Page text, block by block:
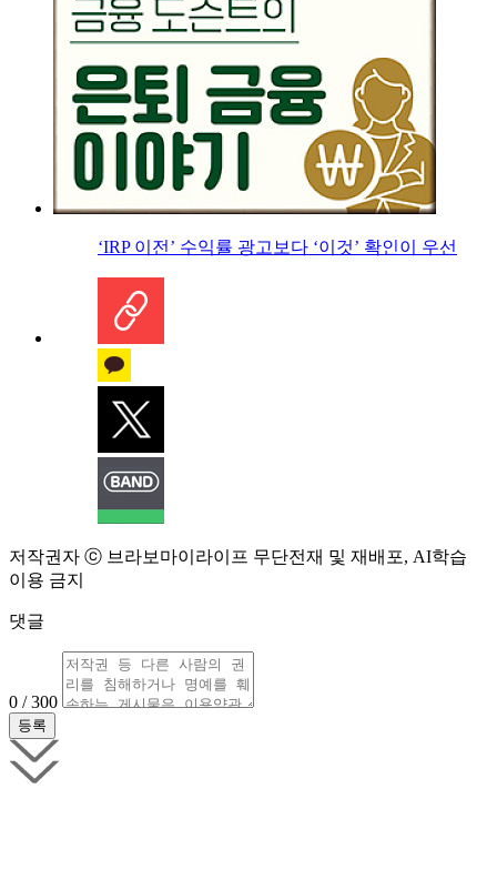
‘IRP 이전’ 수익률 광고보다 ‘이것’ 확인이 우선
저작권자 ⓒ 브라보마이라이프 무단전재 및 재배포, AI학습
이용 금지
댓글
0 / 300